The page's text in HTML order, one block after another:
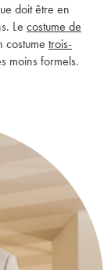
doit être en
Le costume de
costume trois-
moins formels.